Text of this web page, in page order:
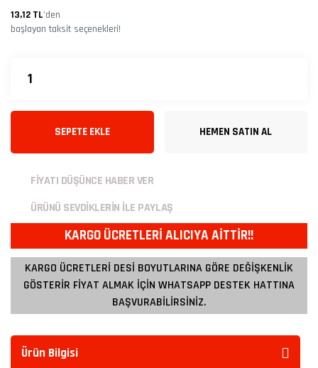
13,12 TL’den
başlayan taksit seçenekleri!
SEPETE EKLE HEMEN SATIN AL
FİYATI DÜŞÜNCE HABER VER
ÜRÜNÜ SEVDİKLERİN İLE PAYLAŞ
KARGO ÜCRETLERİ ALICIYA AİTTİR!!
KARGO ÜCRETLERİ DESİ BOYUTLARINA GÖRE DEĞİŞKENLİK
GÖSTERİR FİYAT ALMAK İÇİN WHATSAPP DESTEK HATTINA
BAŞVURABİLİRSİNİZ.
Ürün Bilgisi